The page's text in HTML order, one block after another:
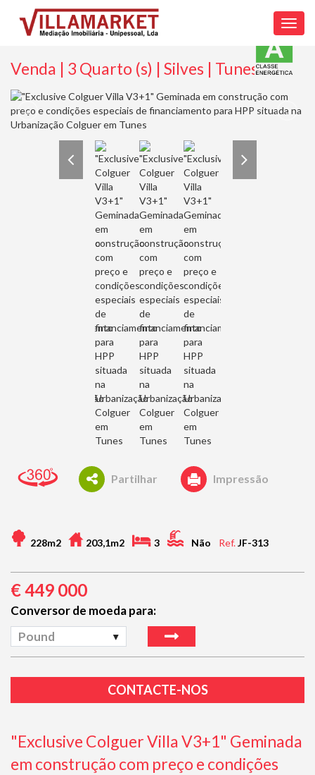
Venda | 3 Quarto (s) | Silves | Tunes
Partilhar Impressão
228m2 203,1m2 3 Não Ref.JF-313
€449 000
Conversor de moeda para:
Pound
CONTACTE-NOS
"Exclusive Colguer Villa V3+1" Geminada
em construção com preço e condições